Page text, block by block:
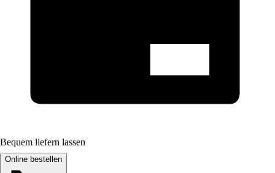
Bequem liefern lassen
Online bestellen